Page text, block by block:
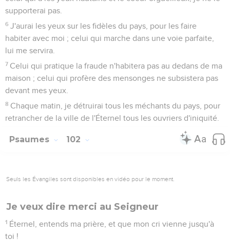
supporterai pas.
6 J'aurai les yeux sur les fidèles du pays, pour les faire
habiter avec moi ; celui qui marche dans une voie parfaite,
lui me servira.
7 Celui qui pratique la fraude n'habitera pas au dedans de ma
maison ; celui qui profère des mensonges ne subsistera pas
devant mes yeux.
8 Chaque matin, je détruirai tous les méchants du pays, pour
retrancher de la ville de l'Éternel tous les ouvriers d'iniquité.
Psaumes 102
Seuls les Évangiles sont disponibles en vidéo pour le moment.
Je veux dire merci au Seigneur
1 Éternel, entends ma prière, et que mon cri vienne jusqu'à
toi !